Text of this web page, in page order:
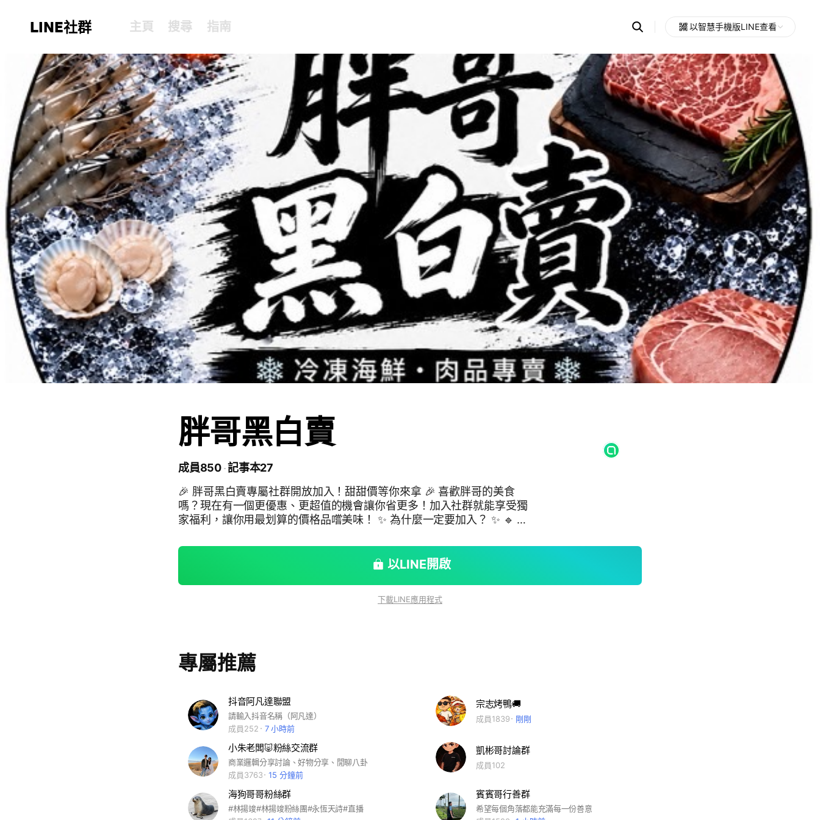
LINE社群 主頁 搜尋 指南 Search
OpenChats
messages
search
area
以智慧手機版LINE查看
胖哥黑白賣
成員850 記事本27
🎉 胖哥黑白賣專屬社群開放加入！甜甜價等你來拿 🎉 喜歡胖哥的美食
嗎？現在有一個更優惠、更超值的機會讓你省更多！加入社群就能享受獨
家福利，讓你用最划算的價格品嚐美味！ ✨ 為什麼一定要加入？ ✨ 🔹 社
一時間掌握最新推出的美食，不怕錯過限量好康！ 🔹 粉絲專屬活動—參
加社群專屬的抽獎、試吃和驚喜優惠！ 🔹 與老闆互動—直接跟巧宴老闆
立即點擊連結加入社群，千萬別錯過這個福利！
以LINE開啟
下載LINE應用程式
專屬推薦
抖音阿凡達聯盟
請輸入抖音名稱（阿凡達）
成員252
7 小時前
宗志烤鴨🚚
成員1839 剛剛
小朱老闆🐷粉絲交流群
商業邏輯分享討論、好物分享、閒聊八卦
成員3763
15 分鐘前
凱彬哥討論群
成員102
海狗哥哥粉絲群
#林揚竣#林揚竣粉絲團#永恆天詩#直播
賓賓哥行善群
希望每個角落都能充滿每一份善意